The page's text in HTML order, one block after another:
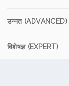
उन्नत (ADVANCED)
विशेषज्ञ (EXPERT)